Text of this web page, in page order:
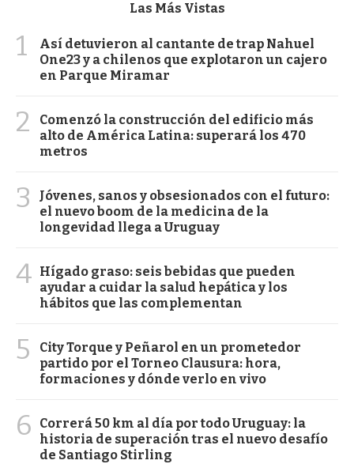
Las Más Vistas
1
Así detuvieron al cantante de trap Nahuel
One23 y a chilenos que explotaron un cajero
en Parque Miramar
2
Comenzó la construcción del edificio más
alto de América Latina: superará los 470
metros
3
Jóvenes, sanos y obsesionados con el futuro:
el nuevo boom de la medicina de la
longevidad llega a Uruguay
4 Hígado graso: seis bebidas que pueden
ayudar a cuidar la salud hepática y los
hábitos que las complementan
5
City Torque y Peñarol en un prometedor
partido por el Torneo Clausura: hora,
formaciones y dónde verlo en vivo
6
Correrá 50 km al día por todo Uruguay: la
historia de superación tras el nuevo desafío
de Santiago Stirling